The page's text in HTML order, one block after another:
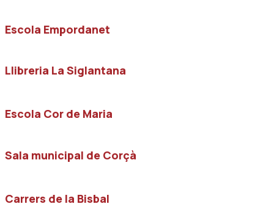
Escola Empordanet
Llibreria La Siglantana
Escola Cor de Maria
Sala municipal de Corçà
Carrers de la Bisbal